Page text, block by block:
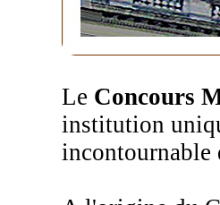
Le Concours
institution
incontournable